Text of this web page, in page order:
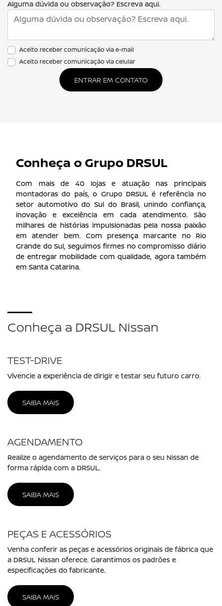
Alguma dúvida ou observação? Escreva aqui.
Aceito receber comunicação via e-mail
Aceito receber comunicação via celular
ENTRAR EM CONTATO
Conheça o Grupo DRSUL
Com mais de 40 lojas e atuação nas principais
montadoras do país, o Grupo DRSUL é referência no
setor automotivo do Sul do Brasil, unindo confiança,
inovação e excelência em cada atendimento. São
milhares de histórias impulsionadas pela nossa paixão
em atender bem. Com presença marcante no Rio
Grande do Sul, seguimos firmes no compromisso diário
de entregar mobilidade com qualidade, agora também
em Santa Catarina.
Conheça a DRSUL Nissan
TEST-DRIVE
Vivencie a experiência de dirigir e testar seu futuro carro.
SAIBA MAIS
AGENDAMENTO
Realize o agendamento de serviços para o seu Nissan de
forma rápida com a DRSUL.
SAIBA MAIS
PEÇAS E ACESSÓRIOS
Venha conferir as peças e acessórios originais de fábrica que
a DRSUL Nissan oferece. Garantimos os padrões e
especificações do fabricante.
SAIBA MAIS